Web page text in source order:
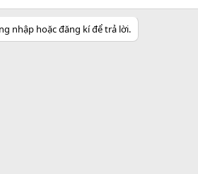
nhập hoặc đăng kí để trả lời.